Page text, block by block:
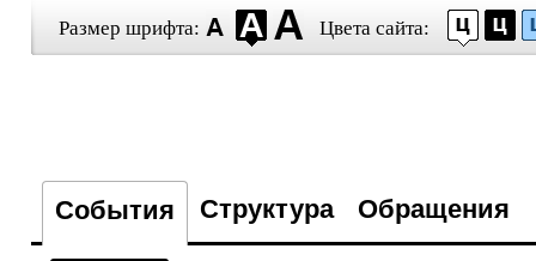
Размер шрифта: Цвета сайта:
События Структура Обращения